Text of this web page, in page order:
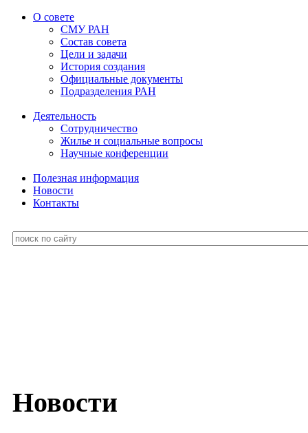
О совете
СМУ РАН
Состав совета
Цели и задачи
История создания
Официальные документы
Подразделения РАН
Деятельность
Сотрудничество
Жилье и социальные вопросы
Научные конференции
Полезная информация
Новости
Контакты
Новости